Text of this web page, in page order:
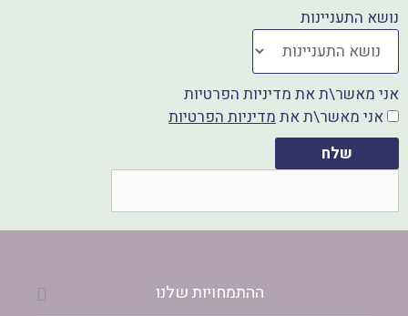
ט
צ
א
פ
י
י
ס
ב
נושא התעניינות
אני מאשר\ת את מדיניות הפרטיות
אני מאשר\ת את מדיניות הפרטיות
שלח
ההתמחויות שלנו